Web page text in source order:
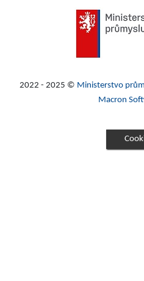
2022 - 2025 © Ministerstvo
Macron